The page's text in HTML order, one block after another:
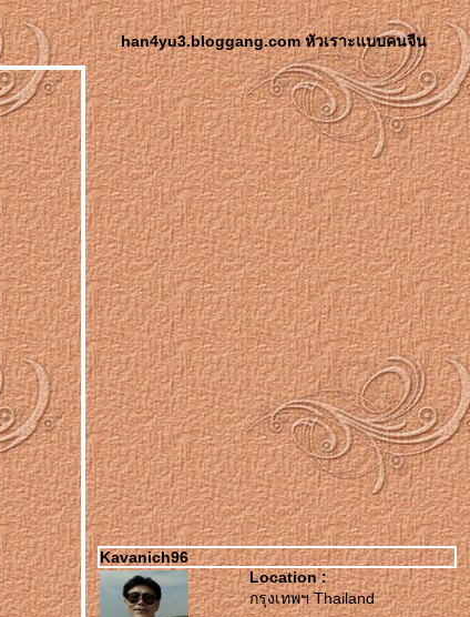
han4yu3.bloggang.com หัวเราะแบบคนจีน
Kavanich96
Location :
กรุงเทพฯ Thailand